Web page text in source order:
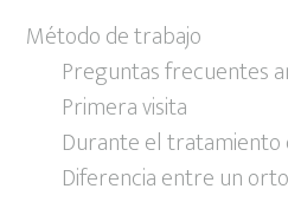
Método de trabajo
Preguntas frecuentes
Primera visita
Durante el
Diferencia entre un